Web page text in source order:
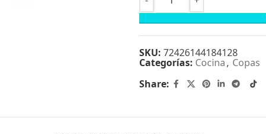
SKU: 72426144184128
Categorías: Cocina, Copas
Share: